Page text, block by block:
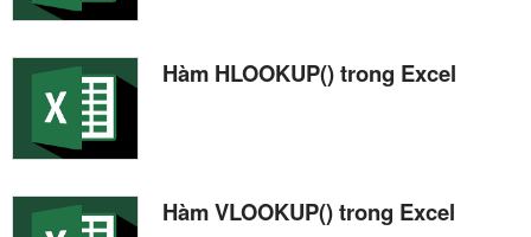
Hàm HLOOKUP() trong Excel
Hàm VLOOKUP() trong Excel